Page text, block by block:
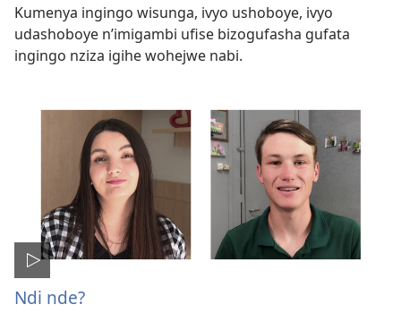
Kumenya ingingo wisunga, ivyo ushoboye, ivyo
udashoboye n’imigambi ufise bizogufasha gufata
ingingo nziza igihe wohejwe nabi.
Ndi nde?